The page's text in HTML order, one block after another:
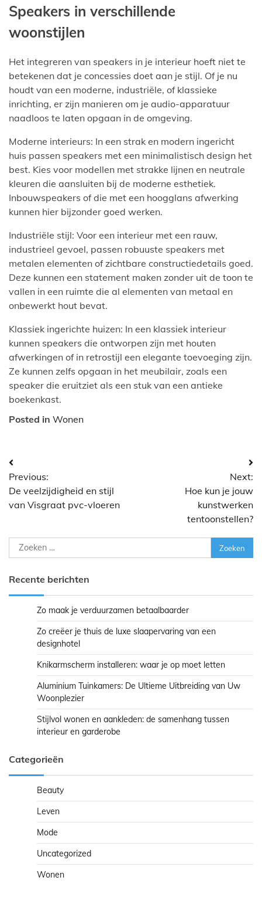
Speakers in verschillende
woonstijlen
Het integreren van speakers in je interieur hoeft niet te
betekenen dat je concessies doet aan je stijl. Of je nu
houdt van een moderne, industriële, of klassieke
inrichting, er zijn manieren om je audio-apparatuur
naadloos te laten opgaan in de omgeving.
Moderne interieurs: In een strak en modern ingericht
huis passen speakers met een minimalistisch design het
best. Kies voor modellen met strakke lijnen en neutrale
kleuren die aansluiten bij de moderne esthetiek.
Inbouwspeakers of die met een hoogglans afwerking
kunnen hier bijzonder goed werken.
Industriële stijl: Voor een interieur met een rauw,
industrieel gevoel, passen robuuste speakers met
metalen elementen of zichtbare constructiedetails goed.
Deze kunnen een statement maken zonder uit de toon te
vallen in een ruimte die al elementen van metaal en
onbewerkt hout bevat.
Klassiek ingerichte huizen: In een klassiek interieur
kunnen speakers die ontworpen zijn met houten
afwerkingen of in retrostijl een elegante toevoeging zijn.
Ze kunnen zelfs opgaan in het meubilair, zoals een
speaker die eruitziet als een stuk van een antieke
boekenkast.
Posted in Wonen
Bericht
navigatie
Previous:
De veelzijdigheid en stijl
van Visgraat pvc-vloeren
Next:
Hoe kun je jouw
kunstwerken
tentoonstellen?
Zoeken
naar:
Recente berichten
Zo maak je verduurzamen betaalbaarder
Zo creëer je thuis de luxe slaapervaring van een
designhotel
Knikarmscherm installeren: waar je op moet letten
Aluminium Tuinkamers: De Ultieme Uitbreiding van Uw
Woonplezier
Stijlvol wonen en aankleden: de samenhang tussen
interieur en garderobe
Categorieën
Beauty
Leven
Mode
Uncategorized
Wonen